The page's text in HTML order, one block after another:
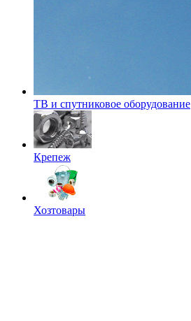
ТВ и спутниковое оборудование
Крепеж
Хозтовары